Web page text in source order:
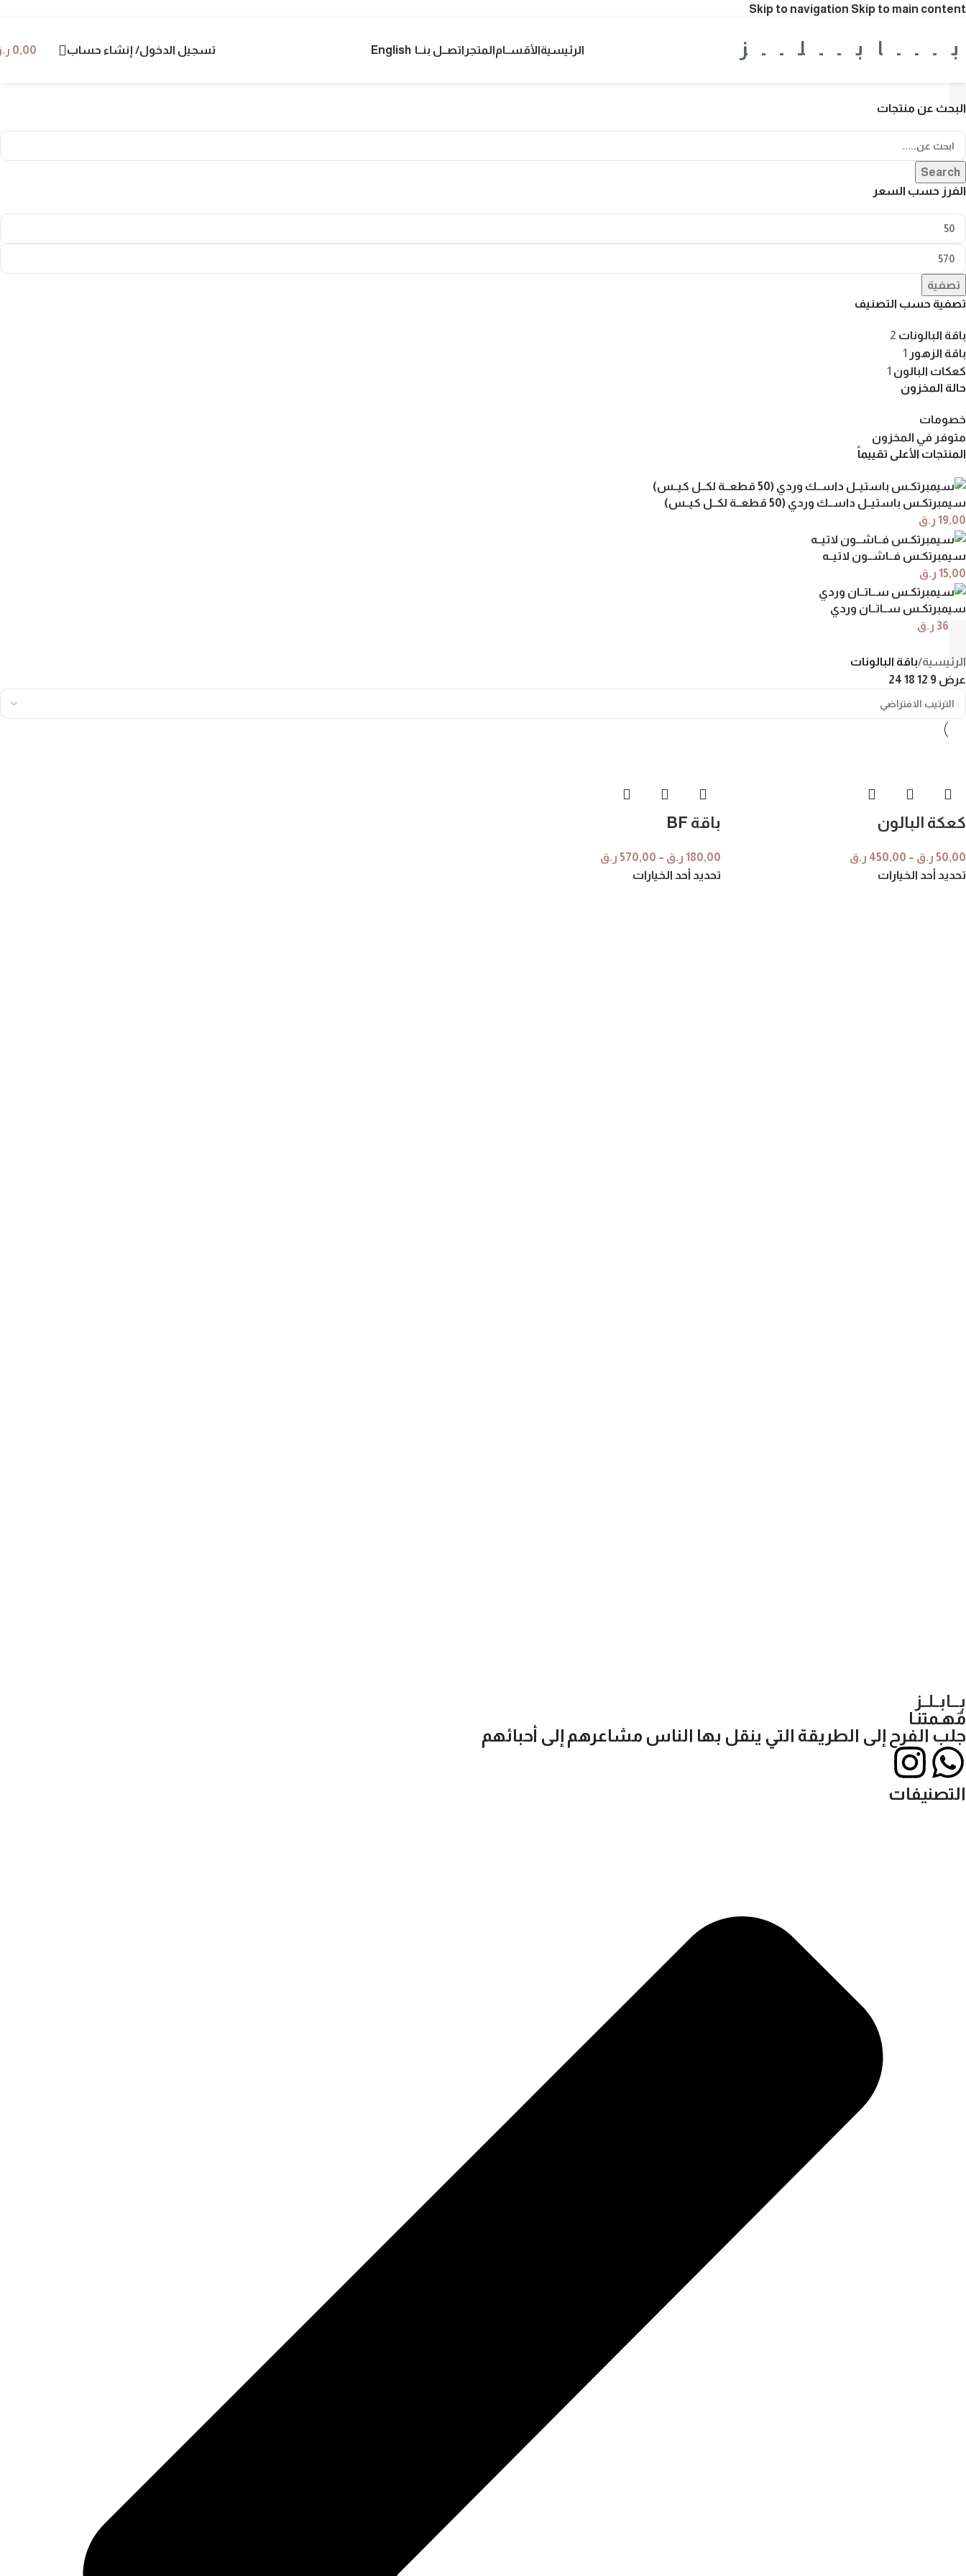
Skip to navigation Skip to main content
الرئيسيةالأقســامالمتجر اتصــل بنــا English تسجيل الدخول/ إنشاء حساب 0,00
البحث عن منتجات
Search
الفرز حسب السعر
تصفية
تصفية حسب التصنيف
باقة البالونات 2
باقة الزهور 1
كعكات البالون 1
حالة المخزون
خصومات
متوفر في المخزون
المنتجات الأعلى تقييماً
سيمبرتكـس باستيــل داســك وردي (50 قطعــة لكــل كيــس)
19,00 ر.ق
سيمبرتكـس فــاشــون لاتيــه
15,00 ر.ق
سيمبرتكـس ســاتــان وردي
36,00 ر.ق
الرئيسية/باقة البالونات
عرض 9
12
18
24
كعكة البالون
50,00 ر.ق –
450,00 ر.ق
تحديد أحد الخيارات
باقة BF
180,00 ر.ق –
570,00 ر.ق
تحديد أحد الخيارات
بـــابــلــز
مٌهـمتنـا
جلب الفرح إلى الطريقة التي ينقل بها الناس مشاعرهم إلى أحبائهم
التصنيفات